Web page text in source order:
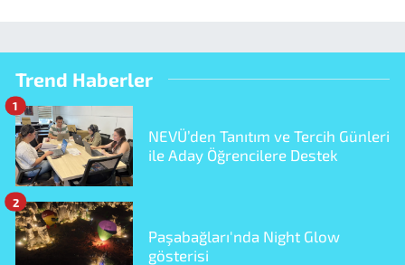
Trend Haberler
NEVÜ’den Tanıtım ve Tercih Günleri
ile Aday Öğrencilere Destek
1
Paşabağları'nda Night Glow
gösterisi
2